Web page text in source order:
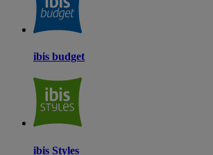
ibis budget
ibis Styles